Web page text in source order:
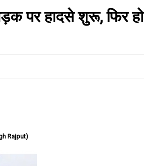
पर हादसे शुरू, फिर हो
Rajput)